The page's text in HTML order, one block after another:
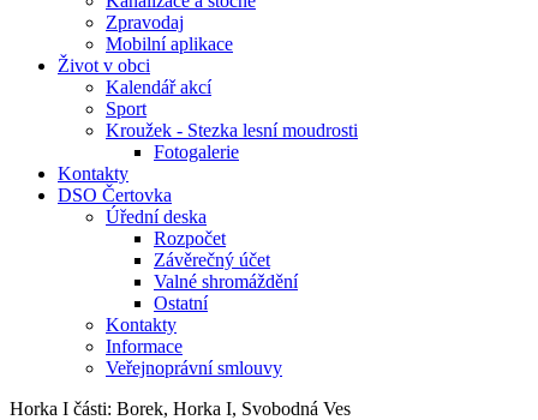
Zpravodaj
Mobilní aplikace
Život v obci
Kalendář akcí
Sport
Kroužek - Stezka lesní moudrosti
Fotogalerie
Kontakty
DSO Čertovka
Úřední deska
Rozpočet
Závěrečný účet
Valné shromáždění
Ostatní
Kontakty
Informace
Veřejnoprávní smlouvy
Horka I části: Borek, Horka I, Svobodná Ves